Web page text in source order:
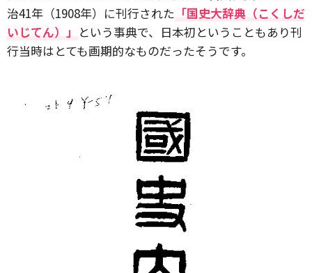
治41年（1908年）に刊行された 「国史大辞典（こくしだ
いじてん）」 という事典で、日本初ということもあり刊
行当時はとても画期的なものだったそうです。